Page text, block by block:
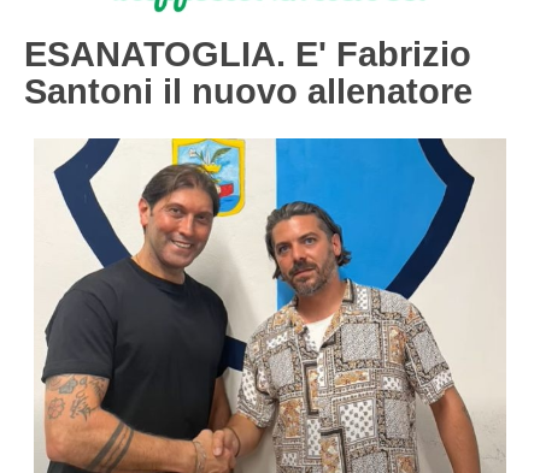
ESANATOGLIA. E' Fabrizio
Santoni il nuovo allenatore